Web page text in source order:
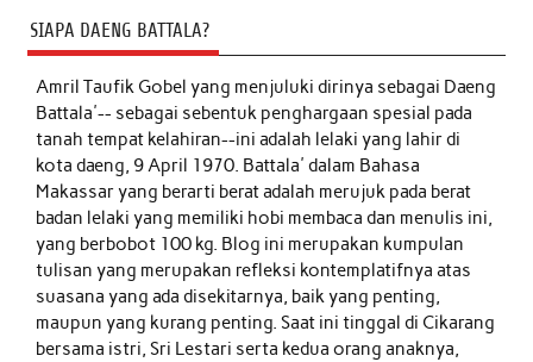
SIAPA DAENG BATTALA?
Amril Taufik Gobelyang menjuluki dirinya sebagai Daeng
Battala'-- sebagai sebentuk penghargaan spesial pada
tanah tempat kelahiran--ini adalah lelaki yang lahir di
kota daeng, 9 April 1970. Battala' dalam Bahasa
Makassar yang berarti berat adalah merujuk pada berat
badan lelaki yang memiliki hobi membaca dan menulis ini,
yang berbobot 100 kg. Blog ini merupakan kumpulan
tulisan yang merupakan refleksi kontemplatifnya atas
suasana yang ada disekitarnya, baik yang penting,
maupun yang kurang penting. Saat ini tinggal di Cikarang
bersama istri, Sri Lestari serta kedua orang anaknya,